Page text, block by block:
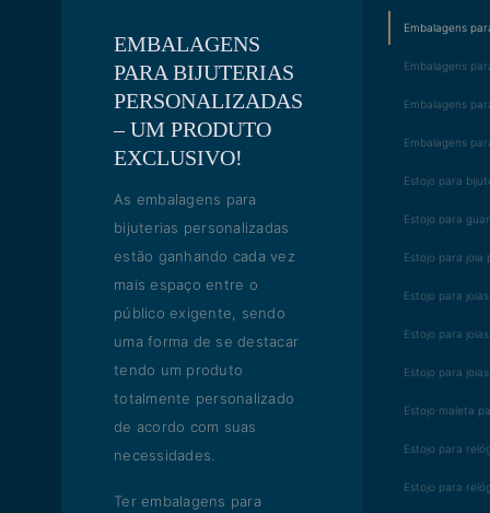
EMBALAGENS
PARA BIJUTERIAS
PERSONALIZADAS
– UM PRODUTO
EXCLUSIVO!
As embalagens para
bijuterias personalizadas
estão ganhando cada vez
mais espaço entre o
público exigente, sendo
uma forma de se destacar
tendo um produto
totalmente personalizado
de acordo com suas
necessidades.
Ter embalagens para
Embalagens
Embalagens
Embalagens
Embalagens
Estojo para
Estojo para
Estojo para joia
Estojo para joias
Estojo para
Estojo para
Estojo maleta
Estojo para
Estojo para